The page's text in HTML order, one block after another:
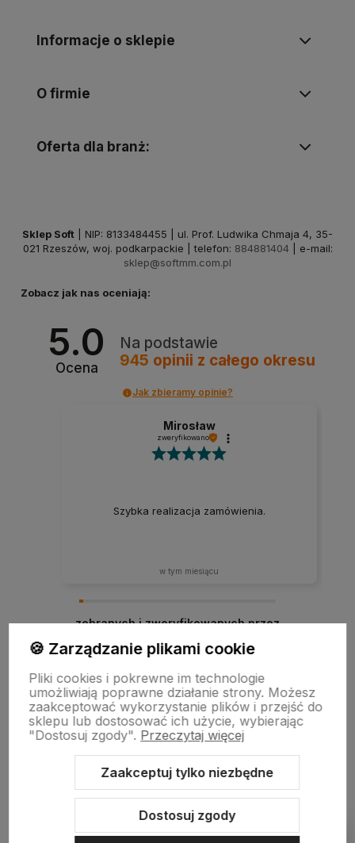
Informacje o sklepie
O firmie
Oferta dla branż:
Sklep Soft | NIP: 8133484455 | ul. Prof. Ludwika Chmaja 4, 35-
021 Rzeszów, woj. podkarpackie | telefon: 884881404 | e-mail:
sklep@softmm.com.pl
Zobacz jak nas oceniają:
5.0
Ocena
Na podstawie
945 opinii z całego okresu
Jak zbieramy opinie?
Mirosław
zweryfikowano
Szybka realizacja zamówienia.
w tym miesiącu
zebranych i zweryfikowanych przez
Sklep internetowy Shoper.pl Szablon Shoper Modern 3.0™
🍪 Zarządzanie plikami cookie
Pliki cookies i pokrewne im technologie
umożliwiają poprawne działanie strony. Możesz
zaakceptować wykorzystanie plików i przejść do
sklepu lub dostosować ich użycie, wybierając
"Dostosuj zgody". Przeczytaj więcej
Zaakceptuj tylko niezbędne
Dostosuj zgody